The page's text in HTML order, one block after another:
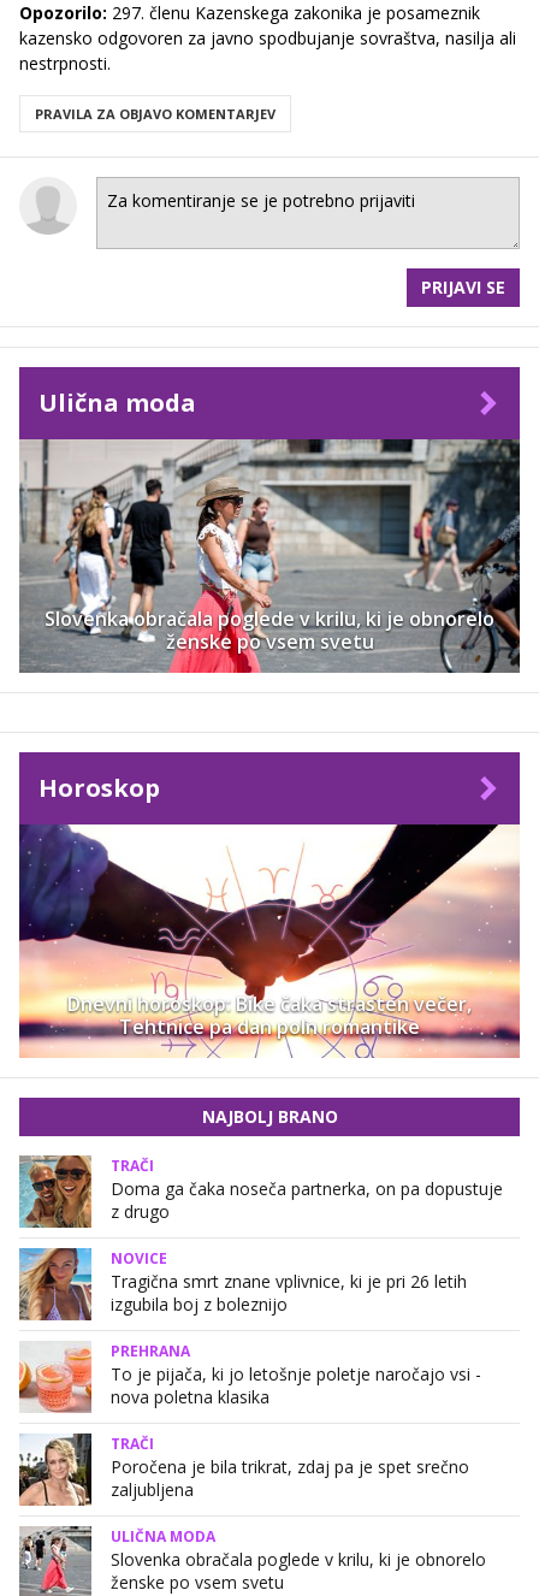
Opozorilo: 297. členu Kazenskega zakonika je posameznik
kazensko odgovoren za javno spodbujanje sovraštva, nasilja ali
nestrpnosti.
PRAVILA ZA OBJAVO KOMENTARJEV
PRIJAVI SE
Ulična moda
Slovenka obračala poglede v krilu, ki je obnorelo
ženske po vsem svetu
Horoskop
Dnevni horoskop: Bike čaka strasten večer,
Tehtnice pa dan poln romantike
NAJBOLJ BRANO
TRAČI
Doma ga čaka noseča partnerka, on pa dopustuje
z drugo
NOVICE
Tragična smrt znane vplivnice, ki je pri 26 letih
izgubila boj z boleznijo
PREHRANA
To je pijača, ki jo letošnje poletje naročajo vsi -
nova poletna klasika
TRAČI
Poročena je bila trikrat, zdaj pa je spet srečno
zaljubljena
ULIČNA MODA
Slovenka obračala poglede v krilu, ki je obnorelo
ženske po vsem svetu